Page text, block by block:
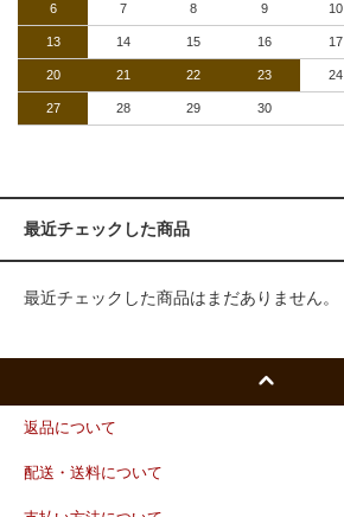
6 7 8 9 10
13 14 15 16 17
20 21 22 23 24
27 28 29 30
最近チェックした商品
最近チェックした商品はまだありません。
返品について
配送・送料について